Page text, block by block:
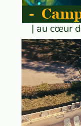
-
| au cœur